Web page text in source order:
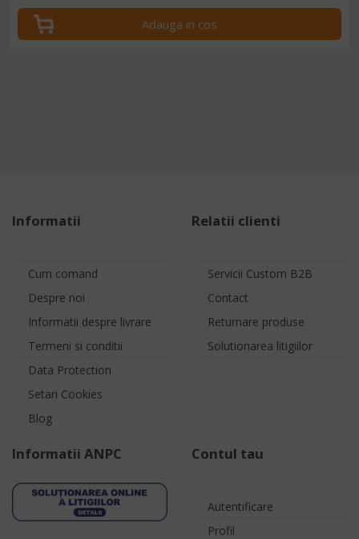
Adauga in cos
Informatii
Cum comand
Despre noi
Informatii despre livrare
Termeni si conditii
Data Protection
Setari Cookies
Blog
Relatii clienti
Servicii Custom B2B
Contact
Returnare produse
Solutionarea litigiilor
Informatii ANPC Contul tau
Autentificare
Profil